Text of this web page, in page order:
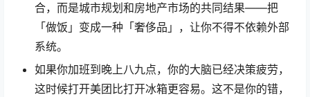
合，而是城市规划和房地产市场的共同结果——把
「做饭」变成一种「奢侈品」，让你不得不依赖外部
系统。
如果你加班到晚上八九点，你的大脑已经决策疲劳，
这时候打开美团比打开冰箱更容易。这不是你的错，